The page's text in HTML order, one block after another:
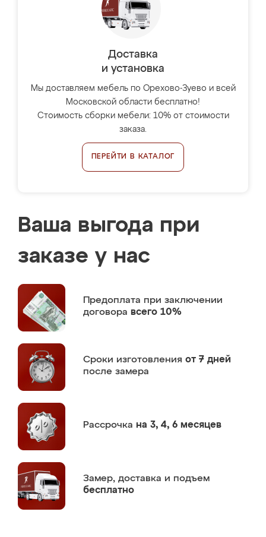
Доставка
и установка
Мы доставляем мебель по Орехово-Зуево и всей
Московской области бесплатно!
Стоимость сборки мебели: 10% от стоимости
заказа.
ПЕРЕЙТИ В КАТАЛОГ
Ваша выгода при
заказе у нас
Предоплата при заключении
договора всего 10%
Сроки изготовления от 7 дней
после замера
Рассрочка на 3, 4, 6 месяцев
Замер, доставка и подъем
бесплатно